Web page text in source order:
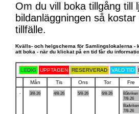
Om du vill boka tillgång till
bildanläggningen så
tillfälle.
Kvälls- och helgschema för Samlingslokalerna -
att boka - när du klickat på en tid får du
LEDIG UPPTAGEN RESERVERAD VALD TID
Mån Tis Ons Tor Fre
3/8-26 4/8-26 5/8-26 6/8-26
Båtviken
7/8-26
Badviken
7/8-26